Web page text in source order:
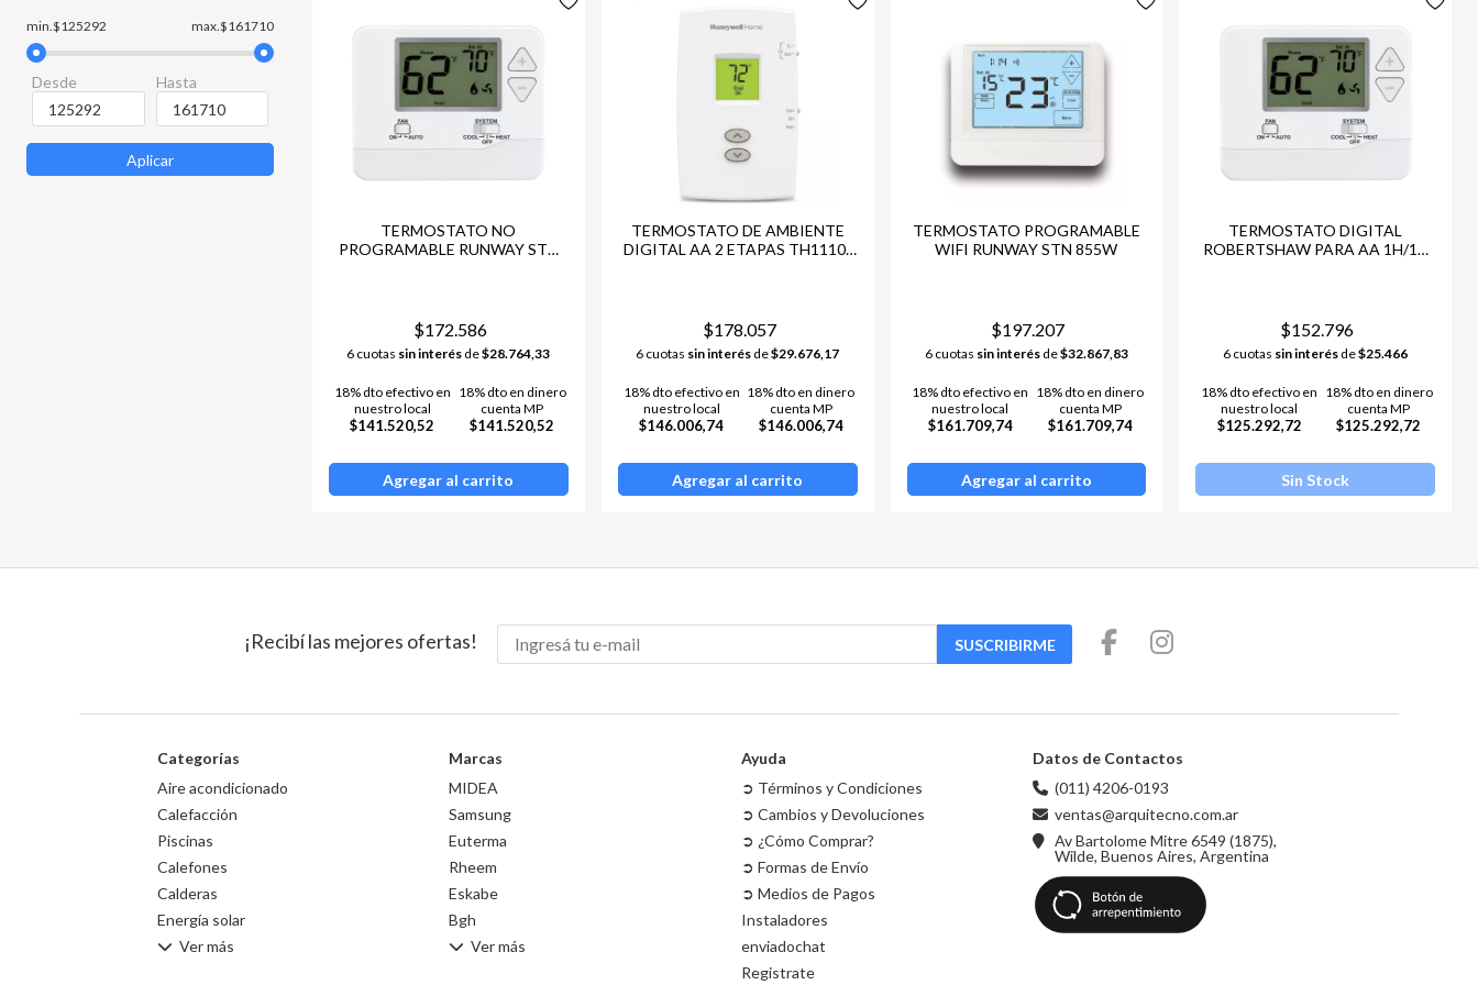
min.$125292 max.$161710
Desde Hasta
Aplicar
🌟 En Arquitecno, ofrecemos termostatos de las mejores marcas con tecnología avanzada, fáciles de instalar y compatibles con una variedad de sistemas de
climatización. ¡Elegí el modelo que mejor se adapta a tus necesidades y disfrutá del confort que merecés! 🚚
Ventajas de los Termostatos para Aire Acondicionado:
🌡️ Control preciso de la temperatura para mayor comodidad.
🔧 Compatibilidad con diferentes modelos de aires acondicionados.
⚡ Mayor eficiencia energética y ahorro en consumo.
climatización al siguiente nivel! 😊❄️
TERMOSTATO NO
PROGRAMABLE RUNWAY STN
$172.586
6 cuotas sin interés de$28.764,33
18% dto efectivo en
nuestro local
$141.520,52
18% dto en dinero
cuenta MP
$141.520,52
Agregar al carrito
TERMOSTATO DE AMBIENTE
DIGITAL AA 2 ETAPAS TH1110-
$178.057
6 cuotas sin interés de$29.676,17
18% dto efectivo en
nuestro local
$146.006,74
18% dto en dinero
cuenta MP
$146.006,74
Agregar al carrito
TERMOSTATO PROGRAMABLE
WIFI RUNWAY STN 855W
$197.207
6 cuotas sin interésde$32.867,83
18% dto efectivo en
nuestro local
$161.709,74
18% dto en dinero
cuenta MP
$161.709,74
Agregar al carrito
TERMOSTATO DIGITAL
ROBERTSHAW PARA AA 1H/1C
$152.796
6 cuotas sin interés de$25.466
18% dto efectivo en
nuestro local
$125.292,72
18% dto en dinero
cuenta MP
$125.292,72
Sin Stock
¡Recibí las mejores ofertas! SUSCRIBIRME
Categorías
Aire acondicionado
Calefacción
Piscinas
Calefones
Calderas
Energía solar
Ver más
Marcas
MIDEA
Samsung
Euterma
Rheem
Eskabe
Bgh
Ver más
Ayuda
➲ Términos y Condiciones
➲ Cambios y Devoluciones
➲ ¿Cómo Comprar?
➲ Formas de Envío
➲ Medios de Pagos
Instaladores
enviadochat
Registrate
Datos de Contactos
(011) 4206-0193
ventas@arquitecno.com.ar
Av Bartolome Mitre 6549 (1875),
Wilde, Buenos Aires, Argentina